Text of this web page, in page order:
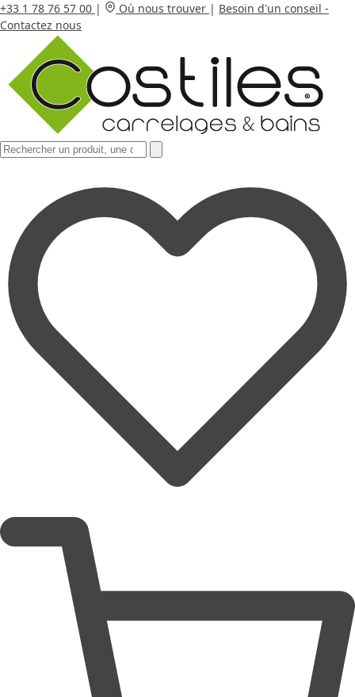
+33 1 78 76 57 00 | Où nous trouver | Besoin d'un conseil -
Contactez nous